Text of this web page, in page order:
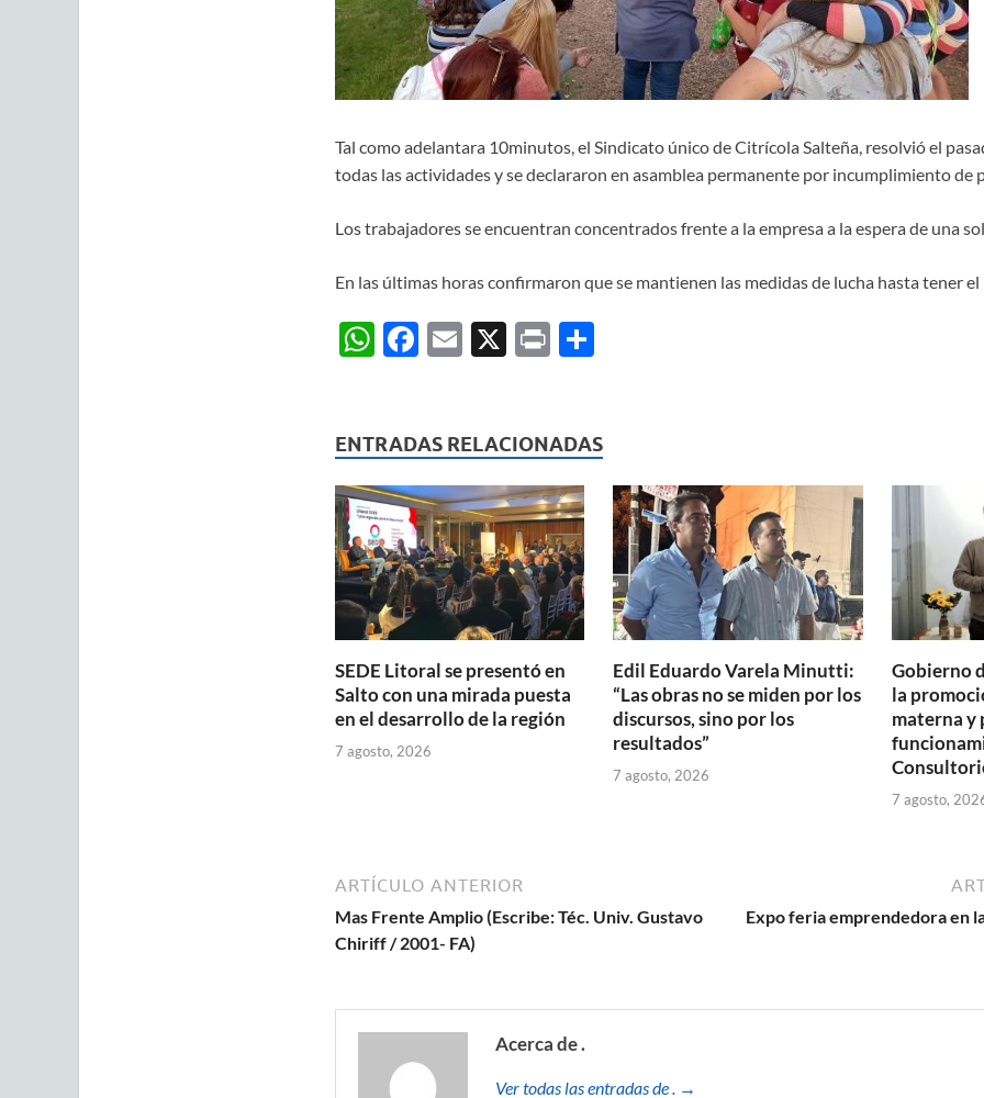
Tal como adelantara 10minutos, el Sindicato único de Citrícola Salteña, resolvió el
todas las actividades y se declararon en asamblea permanente por incumplimiento de
Los trabajadores se encuentran concentrados frente a la empresa a la espera de una
En las últimas horas confirmaron que se mantienen las medidas de lucha hasta tener el
W
s
A
p
p
F
b
o
o
k
E X P C
p
ar
ti
ENTRADAS RELACIONADAS
SEDE Litoral se presentó en
Salto con una mirada puesta
en el desarrollo de la región
7 agosto, 2026
Edil Eduardo Varela Minutti:
“Las obras no se miden por los
discursos, sino por los
resultados”
7 agosto, 2026
Gobierno
la
materna y
7 agosto,
ARTÍCULO ANTERIOR
Mas Frente Amplio (Escribe: Téc. Univ. Gustavo
Chiriff / 2001- FA)
Expo feria emprendedora en
Acerca de .
Ver todas las entradas de . →